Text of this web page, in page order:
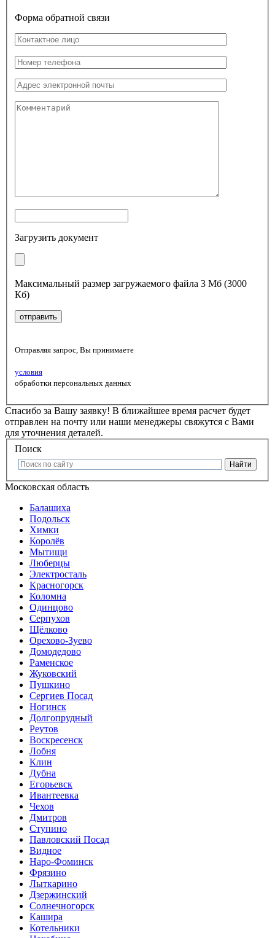
Форма обратной связи
Загрузить документ
Максимальный размер загружаемого файла 3 Мб (3000
Кб)
Отправляя запрос, Вы принимаете
условия
обработки персональных данных
Спасибо за Вашу заявку! В ближайшее время расчет будет
отправлен на почту или наши менеджеры свяжутся с Вами
для уточнения деталей.
Поиск
Московская область
Балашиха
Подольск
Химки
Королёв
Мытищи
Люберцы
Электросталь
Красногорск
Коломна
Одинцово
Серпухов
Щёлково
Орехово-Зуево
Домодедово
Раменское
Жуковский
Пушкино
Сергиев Посад
Ногинск
Долгопрудный
Реутов
Воскресенск
Лобня
Клин
Дубна
Егорьевск
Ивантеевка
Чехов
Дмитров
Ступино
Павловский Посад
Видное
Наро-Фоминск
Фрязино
Лыткарино
Дзержинский
Солнечногорск
Кашира
Котельники